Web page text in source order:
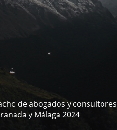
de abogados y consultores
y Málaga 2024